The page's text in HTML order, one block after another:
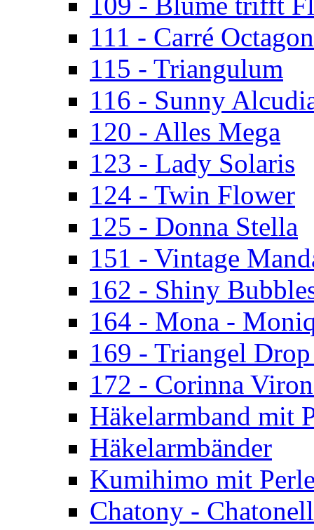
111 - Carré Octagon
115 - Triangulum
116 - Sunny
120 - Alles Mega
123 - Lady Solaris
124 - Twin Flower
125 - Donna Stella
151 - Vintage
162 - Shiny
164 - Mona -
169 - Triangel Drop
172 - Corinna
Häkelarmband mit
Häkelarmbänder
Kumihimo mit
Chatony -